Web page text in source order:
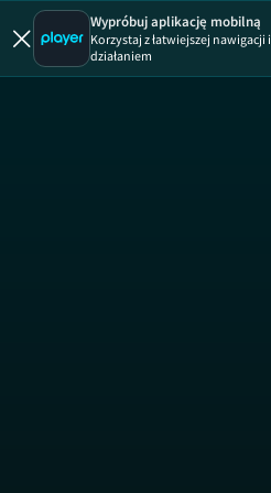
Wypróbuj aplikację mobilną
Korzystaj z łatwiejszej nawigacji
działaniem